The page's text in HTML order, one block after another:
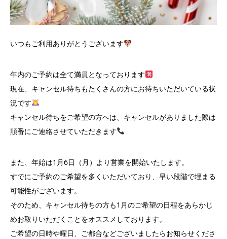
いつもご利用ありがとうございます
年内のご予約は全て満員となっております
現在、キャンセル待ちもたくさんの方にお待ちいただいている状
況です
キャンセル待ちをご希望の方へは、キャンセルがありました際は
順番にご連絡させていただきます
また、年始は1月6日（月）より営業を開始いたします。
すでにご予約のご希望を多くいただいており、早い段階で埋まる
可能性がございます。
そのため、キャンセル待ちの方も1月のご希望の日程をあらかじ
めお取りいただくことをオススメしております。
ご希望の日時や曜日、ご都合などございましたらお知らせくださ